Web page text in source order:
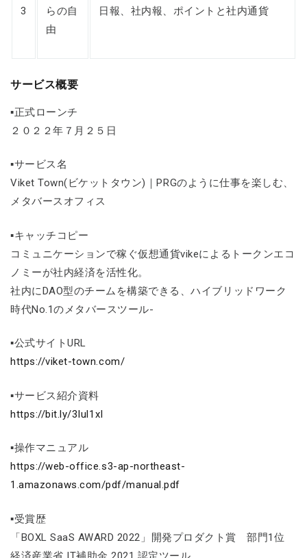
3
らの自
由
日報、社内報、ポイントと社内通貨
サービス概要
▪正式ローンチ
２０２２年７月２５日
▪サービス名
Viket Town(ビケットタウン)｜PRGのように仕事を楽しむ、
メタバースオフィス
▪キャッチコピー
コミュニケーションで稼ぐ仮想通貨vikeによるトークンエコ
ノミーが社内経済を活性化。
社内にDAO型のチームを構築できる、ハイブリッドワーク
時代No.1のメタバースツール-
▪公式サイトURL
https://viket-town.com/
▪サービス紹介資料
https://bit.ly/3Iul1xI
▪操作マニュアル
https://web-office.s3-ap-northeast-
1.amazonaws.com/pdf/manual.pdf
▪受賞歴
「BOXL SaaS AWARD 2022」開発プロダクト賞 部門1位